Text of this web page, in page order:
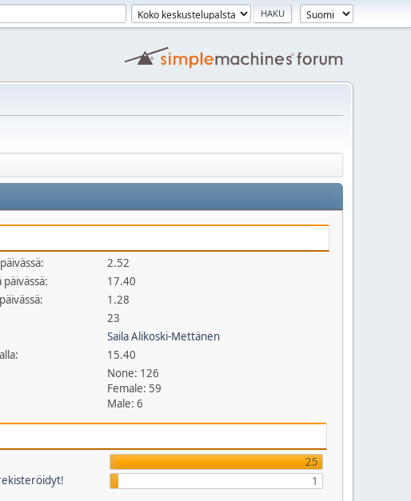
2.52
17.40
1.28
23
Saila Alikoski-Mettänen
15.40
None: 126
Female: 59
Male: 6
25
1